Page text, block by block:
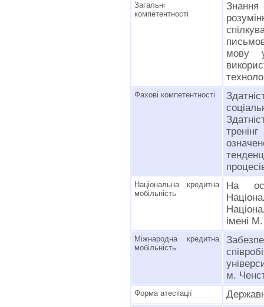
Загальні
компетентності
Знання
мову у
Фахові компетентності
Національна кредитна
мобільність
На
імені
Міжнародна кредитна
мобільність
м.
Форма атестації